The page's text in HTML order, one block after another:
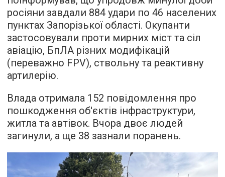
росіяни завдали 884 удари по 46 населених
пунктах Запорізької області. Окупанти
застосовували проти мирних міст та сіл
авіацію, БпЛА різних модифікацій
(переважно FPV), ствольну та реактивну
артилерію.
Влада отримала 152 повідомлення про
пошкодження об'єктів інфраструктури,
житла та автівок. Вчора двоє людей
загинули, а ще 38 зазнали поранень.